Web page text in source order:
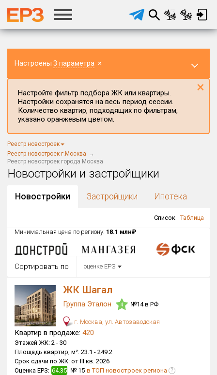
Настроены 3 параметра ×
г.Москва
Район в регионе
Все
Населённый пункт
Округ
Все
Цена
от до
Общая площадь, м²
от
Срок сдачи
от Сдан в 2015
Настройте фильтр подбора ЖК или квартиры.
Настройки сохранятся на весь период сессии.
Количество квартир, подходящих по фильтрам,
указано оранжевым цветом.
×
Реестр новостроек
Реестр новостроек г.Москва
Реестр новостроек города Москва
Новостройки и застройщики
Новостройки Застройщики Ипотека
Список
Таблица
Минимальная цена по региону: 18.1 млн₽
Сортировать по оценке ЕРЗ
ЖК Шагал
Группа Эталон 4 №14 в РФ
г. Москва, ул. Автозаводская
Квартир в продаже: 420
Этажей ЖК: 2 - 30
Площадь квартир, м²: 23.1 - 249.2
Срок сдачи по ЖК: от III кв. 2026
Оценка ЕРЗ: 64.35 № 15 в ТОП новостроек региона ?